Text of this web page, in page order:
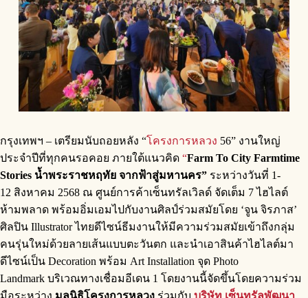
กรุงเทพฯ – เตรียมนับถอยหลัง “โครงการหลวง 56” งานใหญ่
ประจำปีที่ทุกคนรอคอย ภายใต้แนวคิด “Farm To City Farmtime
Stories น้ำพระราชหฤทัย จากฟ้าสู่มหานคร” ระหว่างวันที่ 1-
12 สิงหาคม 2568 ณ ศูนย์การค้าเซ็นทรัลเวิลด์ จัดเต็ม 7 ไฮไลต์
ห้ามพลาด พร้อมอิ่มเอมไปกับงานศิลป์ร่วมสมัยโดย ‘จูน จิรภาส’
ศิลปิน Illustrator ไทยดีไซน์ธีมงานให้มีความร่วมสมัยเข้าถึงกลุ่ม
คนรุ่นใหม่ด้วยลายเส้นแบบตะวันตก และนำเอาสินค้าไฮไลต์มา
ดีไซน์เป็น Decoration พร้อม Art Installation จุด Photo
Landmark บริเวณทางเชื่อมอีเดน 1 โดยงานนี้จัดขึ้นโดยความร่วม
มือระหว่าง มูลนิธิโครงการหลวง ร่วมกับ บริษัท เซ็นทรัลพัฒนา